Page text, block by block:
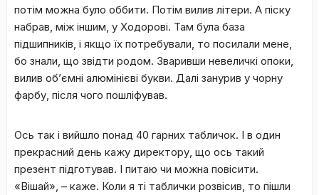
потім можна було оббити. Потім вилив літери. А піску
набрав, між іншим, у Ходорові. Там була база
підшипників, і якщо їх потребували, то посилали мене,
бо знали, що звідти родом. Зваривши невеличкі опоки,
вилив об’ємні алюмінієві букви. Далі занурив у чорну
фарбу, після чого пошліфував.
Ось так і вийшло понад 40 гарних табличок. І в один
прекрасний день кажу директору, що ось такий
презент підготував. І питаю чи можна повісити.
«Вішай», – каже. Коли я ті таблички розвісив, то пішли